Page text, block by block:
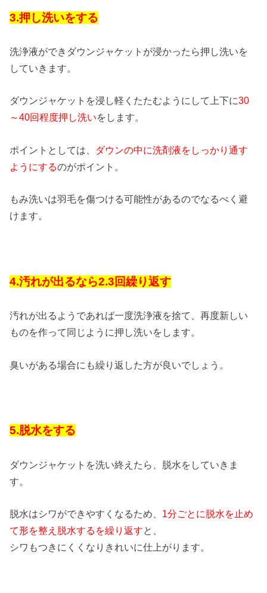
3.押し洗いをする
洗浄液ができダウンジャケットが浸かったら押し洗いを
していきます。
ダウンジャケットを浸し軽くたたむようにして上下に30
～40回程度押し洗いをします。
ポイントとしては、 ダウンの中に洗剤液をしっかり通す
ようにするのがポイント。
もみ洗いは羽毛を傷つける可能性があるのでなるべく避
けます。
4.汚れが出るなら2.3回繰り返す
汚れが出るようであれば一度洗浄液を捨て、再度新しい
ものを作って同じように押し洗いをします。
臭いがある場合にも繰り返した方が良いでしょう。
5.脱水をする
ダウンジャケットを洗い終えたら、脱水をしていきま
す。
脱水はシワができやすくなるため、 1分ごとに脱水を止め
て形を整え脱水するを繰り返すと、
シワもつきにくくなりきれいに仕上がります。